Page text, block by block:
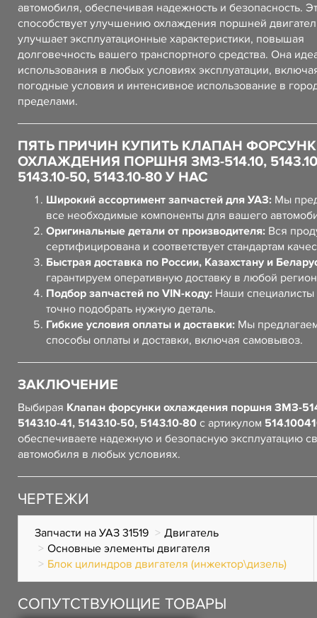
автомобиля, обеспечивая надежность и безопасность.
способствует улучшению охлаждения поршней
улучшает эксплуатационные характеристики, повышая
долговечность вашего транспортного средства. Она
использования в любых условиях эксплуатации,
погодные условия и интенсивное использование в
пределами.
ПЯТЬ ПРИЧИН КУПИТЬ КЛАПАН
ОХЛАЖДЕНИЯ ПОРШНЯ ЗМЗ-514.10,
5143.10-50, 5143.10-80 У НАС
Широкий ассортимент запчастей для УАЗ: Мы
все необходимые компоненты для вашего
Оригинальные детали от производителя: Вся
сертифицирована и соответствует стандартам
Быстрая доставка по России, Казахстану и
гарантируем оперативную доставку в любой
Подбор запчастей по VIN-коду: Наши специалисты
точно подобрать нужную деталь.
Гибкие условия оплаты и доставки: Мы
способы оплаты и доставки, включая самовывоз.
ЗАКЛЮЧЕНИЕ
Выбирая Клапан форсунки охлаждения поршня ЗМЗ-
5143.10-41, 5143.10-50, 5143.10-80 с артикулом
обеспечиваете надежную и безопасную эксплуатацию
автомобиля в любых условиях.
ЧЕРТЕЖИ
Запчасти на УАЗ 31519
Двигатель
Основные элементы двигателя
Блок цилиндров двигателя (инжектор\дизель)
СОПУТСТВУЮЩИЕ ТОВАРЫ